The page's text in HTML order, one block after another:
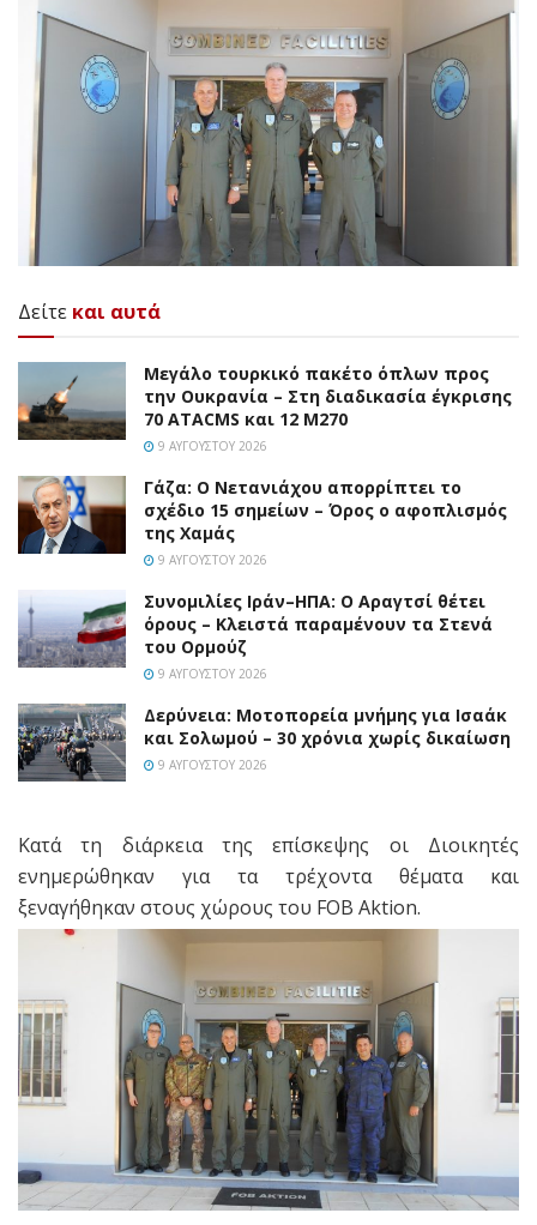
Δείτε και αυτά
Μεγάλο τουρκικό πακέτο όπλων προς
την Ουκρανία – Στη διαδικασία έγκρισης
70 ATACMS και 12 M270
9 ΑΥΓΟΎΣΤΟΥ 2026
Γάζα: Ο Νετανιάχου απορρίπτει το
σχέδιο 15 σημείων – Όρος ο αφοπλισμός
της Χαμάς
9 ΑΥΓΟΎΣΤΟΥ 2026
Συνομιλίες Ιράν–ΗΠΑ: Ο Αραγτσί θέτει
όρους – Κλειστά παραμένουν τα Στενά
του Ορμούζ
9 ΑΥΓΟΎΣΤΟΥ 2026
Δερύνεια: Μοτοπορεία μνήμης για Ισαάκ
και Σολωμού – 30 χρόνια χωρίς δικαίωση
9 ΑΥΓΟΎΣΤΟΥ 2026
Κατά τη διάρκεια της επίσκεψης οι Διοικητές
ενημερώθηκαν για τα τρέχοντα θέματα και
ξεναγήθηκαν στους χώρους του FOB Aktion.